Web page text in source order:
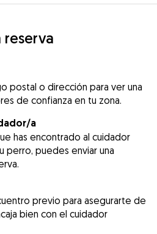
reserva
postal o dirección para ver una
de confianza en tu zona.
a
has encontrado al cuidador
perro, puedes enviar una
previo para asegurarte de
bien con el cuidador